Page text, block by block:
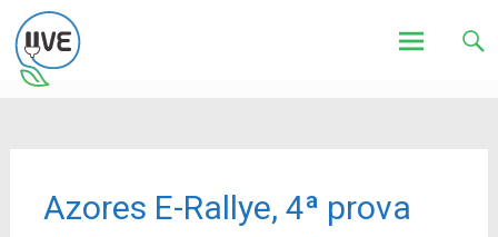
Azores E-Rallye, 4ª prova